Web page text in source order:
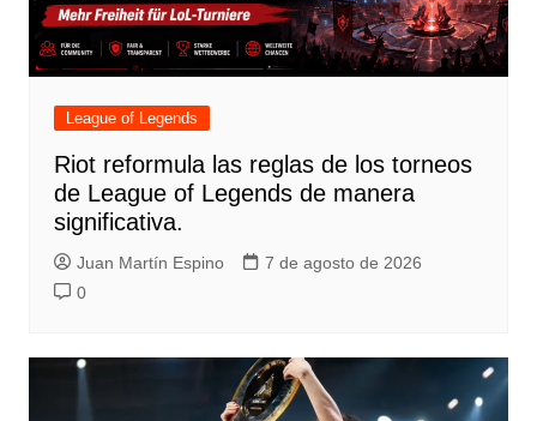
League of Legends
Riot reformula las reglas de los torneos
de League of Legends de manera
significativa.
Juan Martín Espino
7 de agosto de 2026
0